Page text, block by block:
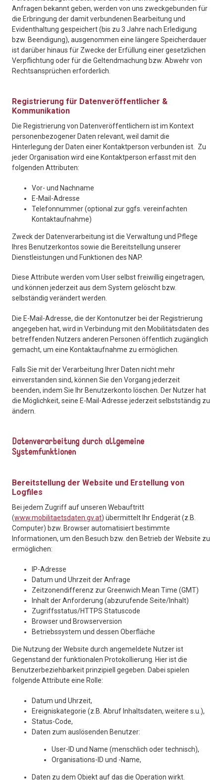
Anfragen bekannt geben, werden von uns zweckgebunden für
die Erbringung der damit verbundenen Bearbeitung und
Evidenthaltung gespeichert (bis zu 3 Jahre nach Erledigung
bzw. Beendigung), ausgenommen eine längere Speicherdauer
ist darüber hinaus für Zwecke der Erfüllung einer gesetzlichen
Verpflichtung oder für die Geltendmachung bzw. Abwehr von
Rechtsansprüchen erforderlich.
Registrierung für Datenveröffentlicher &
Kommunikation
Die Registrierung von Datenveröffentlichern ist im Kontext
personenbezogener Daten relevant, weil damit die
Hinterlegung der Daten einer Kontaktperson verbunden ist. Zu
jeder Organisation wird eine Kontaktperson erfasst mit den
folgenden Attributen:
Vor- und Nachname
E-Mail-Adresse
Telefonnummer (optional zur ggfs. vereinfachten
Kontaktaufnahme)
Zweck der Datenverarbeitung ist die Verwaltung und Pflege
Ihres Benutzerkontos sowie die Bereitstellung unserer
Dienstleistungen und Funktionen des NAP.
Diese Attribute werden vom User selbst freiwillig eingetragen,
und können jederzeit aus dem System gelöscht bzw.
selbständig verändert werden.
Die E-Mail-Adresse, die der Kontonutzer bei der Registrierung
angegeben hat, wird in Verbindung mit den Mobilitätsdaten des
betreffenden Nutzers anderen Personen öffentlich zugänglich
gemacht, um eine Kontaktaufnahme zu ermöglichen.
Falls Sie mit der Verarbeitung Ihrer Daten nicht mehr
einverstanden sind, können Sie den Vorgang jederzeit
beenden, indem Sie Ihr Benutzerkonto löschen. Der Nutzer hat
die Möglichkeit, seine E-Mail-Adresse jederzeit selbstständig zu
ändern.
Datenverarbeitung durch allgemeine
Systemfunktionen
Bereitstellung der Website und Erstellung von
Logfiles
Bei jedem Zugriff auf unseren Webauftritt
(www.mobilitaetsdaten.gv.at) übermittelt Ihr Endgerät (z.B.
Computer) bzw. Browser automatisiert bestimmte
Informationen, um den Besuch bzw. den Betrieb der Website zu
ermöglichen:
IP-Adresse
Datum und Uhrzeit der Anfrage
Zeitzonendifferenz zur Greenwich Mean Time (GMT)
Inhalt der Anforderung (abzurufende Seite/Inhalt)
Zugriffsstatus/HTTPS Statuscode
Browser und Browserversion
Betriebssystem und dessen Oberfläche
Die Nutzung der Website durch angemeldete Nutzer ist
Gegenstand der funktionalen Protokollierung. Hier ist die
Benutzerbeziehbarkeit prinzipiell gegeben. Dabei spielen
folgende Attribute eine Rolle:
Datum und Uhrzeit,
Ereigniskategorie (z.B. Abruf Inhaltsdaten, weitere s.u.),
Status-Code,
Daten zum auslösenden Benutzer:
User-ID und Name (menschlich oder technisch),
Organisations-ID und -Name,
Daten zu dem Objekt auf das die Operation wirkt.